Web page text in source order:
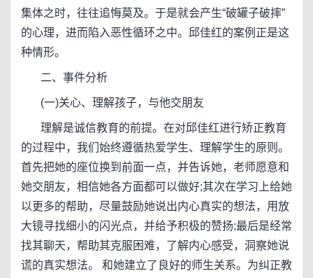
集体之时，往往追悔莫及。于是就会产生“破罐子破摔”
的心理，进而陷入恶性循环之中。邱佳红的案例正是这
种情形。
二、事件分析
(一)关心、理解孩子，与他交朋友
理解是诚信教育的前提。在对邱佳红进行矫正教育
的过程中，我们始终遵循热爱学生、理解学生的原则。
首先把她的座位换到前面一点，并告诉她，老师愿意和
她交朋友，相信她各方面都可以做好;其次在学习上给她
以更多的帮助，尽量鼓励她说出内心真实的想法，用放
大镜寻找细小的闪光点，并给予积极的赞扬;最后是经常
找其聊天，帮助其克服困难，了解内心感受，洞察她说
谎的真实想法。 和她建立了良好的师生关系。为纠正教